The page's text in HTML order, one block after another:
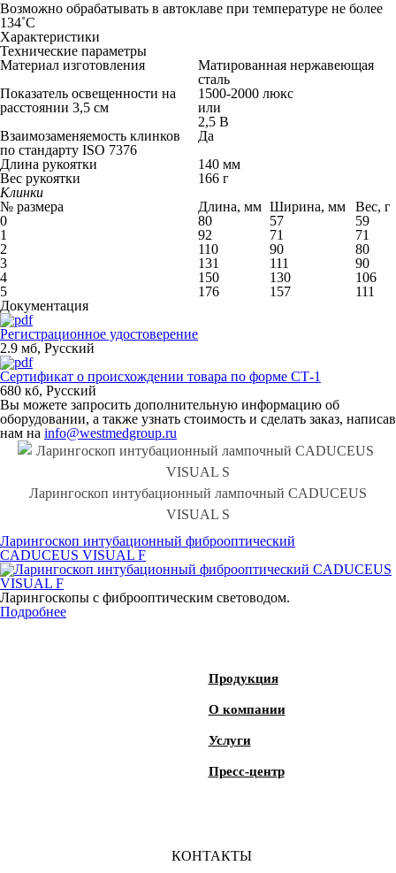
Возможно обрабатывать в автоклаве при температуре не более
134˚С
Характеристики
Технические параметры
Материал изготовления
Матированная нержавеющая
сталь
Показатель освещенности на
расстоянии 3,5 см
1500-2000 люкс
или
2,5 В
Взаимозаменяемость клинков
по стандарту ISO 7376
Да
Длина рукоятки
140 мм
Вес рукоятки
166 г
Клинки
№ размера
Длина, мм Ширина, мм
Вес, г
0
80 57
59
1
92 71
71
2
110 90
80
3
131 111
90
4
150 130
106
5
176 157
111
Документация
Регистрационное удостоверение
2.9 мб, Русский
Сертификат о происхождении товара по форме СТ-1
680 кб, Русский
Вы можете запросить дополнительную информацию об
оборудовании, а также узнать стоимость и сделать заказ, написав
нам на info@westmedgroup.ru
Ларингоскоп интубационный лампочный CADUCEUS
VISUAL S
Ларингоскоп интубационный фиброоптический
CADUCEUS VISUAL F
Ларингоскопы с фиброоптическим световодом.
Подробнее
Продукция
О компании
Услуги
Пресс-центр
КОНТАКТЫ